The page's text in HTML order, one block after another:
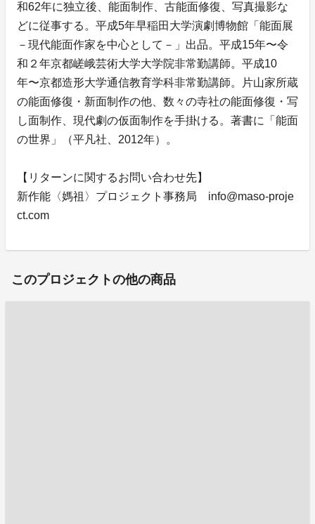
和62年に独立後、能面制作、古能面修復、写真撮影な
どに従事する。平成5年早稲田大学演劇博物館「能面展
－現代能面作家を中心として－」出品。平成15年〜令
和２年京都嵯峨芸術大学大学院非常勤講師。平成10
年〜京都造形大学通信教育学科非常勤講師。片山家所蔵
の能面修復・新面制作の他、数々の寺社の能面修復・写
し面制作、現代劇の仮面制作を手掛ける。著書に「能面
の世界」（平凡社、2012年）。
【リターンに関するお問い合わせ先】
新作能〈媽祖〉プロジェクト事務局 info@maso-proje
ct.com
このプロジェクトの他の商品